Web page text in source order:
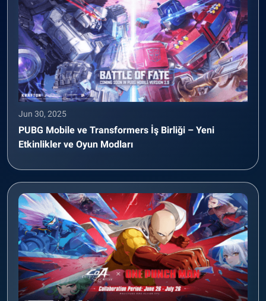
Jun 30, 2025
PUBG Mobile ve Transformers İş Birliği – Yeni
Etkinlikler ve Oyun Modları